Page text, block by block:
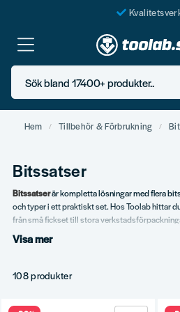
Fraktfritt över
En järnhandel
Butik i
Sök bland 17400+ produkter..
Hem Tillbehör & Förbrukning
Bitssatser
Bitssatserär kompletta lösningar med flera
och typer i ett praktiskt set. Hos Toolab hittar
från små fickset till stora
Vårt sortiment
Mellanstora set för hantverkaren.
Visa mer
108 produkter